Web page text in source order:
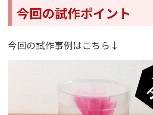
今回の試作ポイント
今回の試作事例はこちら↓